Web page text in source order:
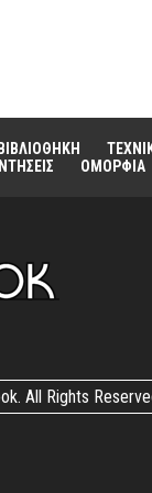
ΒΙΒΛΙΟΘΗΚΗ
ΟΜΟΡΦΙΑ
All Rights